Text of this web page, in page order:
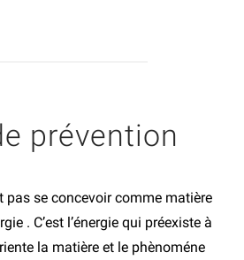
prévention
pas se concevoir comme matière
. C’est l’énergie qui préexiste à
la matière et le phènoméne